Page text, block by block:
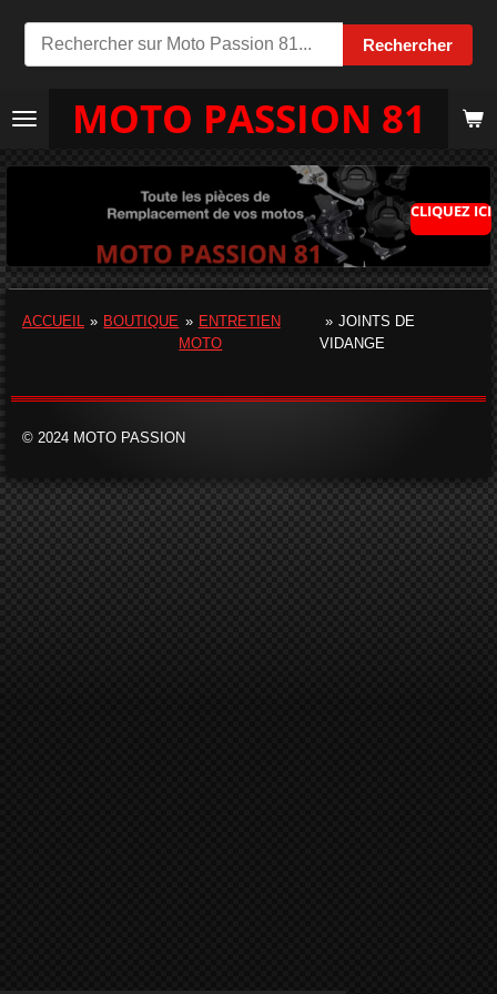
Rechercher
Passer
au
principal
MOTO PASSION 81
CLIQUEZ ICI
ACCUEIL » BOUTIQUE » ENTRETIEN
MOTO
» JOINTS DE
VIDANGE
© 2024 MOTO PASSION